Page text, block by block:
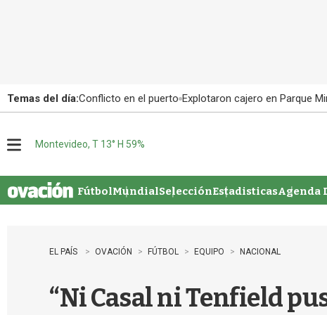
Temas del día:Conflicto en el puerto Explotaron cajero en Parque
u
Montevideo, T 13° H 59%
FútbolMundialSelecciónEstadisticasAgenda
EL PAÍS OVACIÓN FÚTBOL EQUIPO NACIONAL
“Ni Casal ni Tenfield